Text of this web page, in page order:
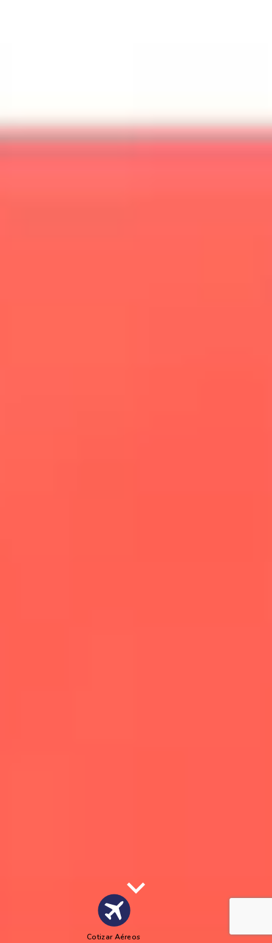
Cotizar Aéreos